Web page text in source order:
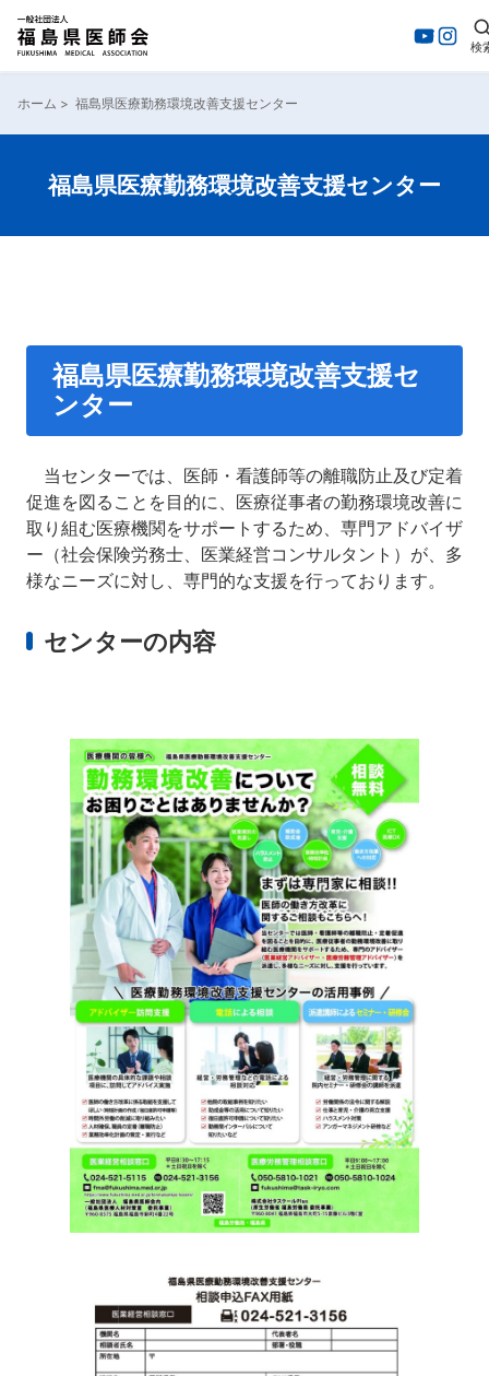
検
ホーム > 福島県医療勤務環境改善支援センター
福島県医療勤務環境改善支援センター
福島県医療勤務環境改善支援セ
ンター
当センターでは、医師・看護師等の離職防止及び定着
促進を図ることを目的に、医療従事者の勤務環境改善に
取り組む医療機関をサポートするため、専門アドバイザ
ー（社会保険労務士、医業経営コンサルタント）が、多
様なニーズに対し、専門的な支援を行っております。
センターの内容